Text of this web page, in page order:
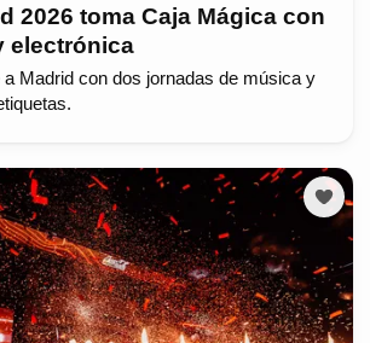
2026 toma Caja Mágica con
electrónica
a Madrid con dos jornadas de música y